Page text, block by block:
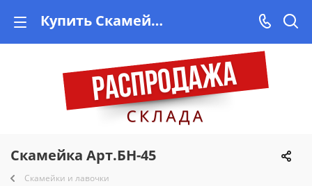
Купить Скамейка Арт.БН-45 недорого на Vishop.by, рассрочка, быстрая доставка!
Скамейка Арт.БН-45
Скамейки и лавочки